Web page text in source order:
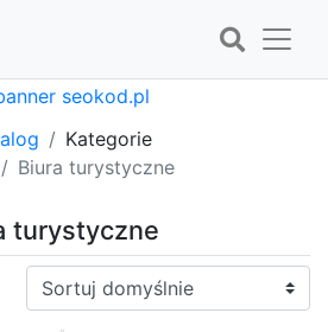
Kategorie
Biura turystyczne
turystyczne
Sortuj: